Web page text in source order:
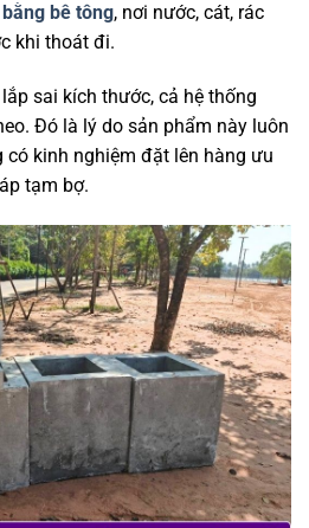
bê tông, nơi nước, cát, rác
khi thoát đi.
sai kích thước, cả hệ thống
Đó là lý do sản phẩm này luôn
kinh nghiệm đặt lên hàng ưu
tạm bợ.